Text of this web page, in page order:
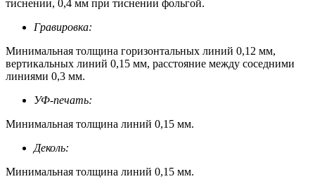
тиснении, 0,4 мм при тиснении фольгой.
Гравировка:
Минимальная толщина горизонтальных линий 0,12 мм,
вертикальных линий 0,15 мм, расстояние между соседними
линиями 0,3 мм.
УФ-печать:
Минимальная толщина линий 0,15 мм.
Деколь:
Минимальная толщина линий 0,15 мм.